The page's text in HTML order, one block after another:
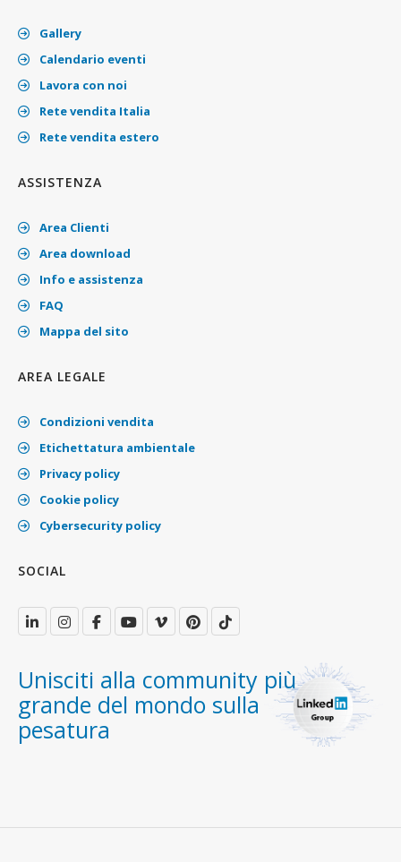
Gallery
Calendario eventi
Lavora con noi
Rete vendita Italia
Rete vendita estero
ASSISTENZA
Area Clienti
Area download
Info e assistenza
FAQ
Mappa del sito
AREA LEGALE
Condizioni vendita
Etichettatura ambientale
Privacy policy
Cookie policy
Cybersecurity policy
SOCIAL
Unisciti alla community più
grande del mondo sulla
pesatura